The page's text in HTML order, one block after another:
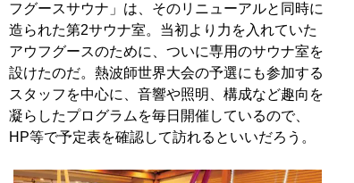
フグースサウナ」は、そのリニューアルと同時に
造られた第2サウナ室。当初より力を入れていた
アウフグースのために、ついに専用のサウナ室を
設けたのだ。熱波師世界大会の予選にも参加する
スタッフを中心に、音響や照明、構成など趣向を
凝らしたプログラムを毎日開催しているので、
HP等で予定表を確認して訪れるといいだろう。